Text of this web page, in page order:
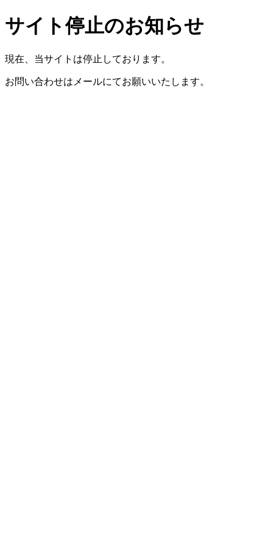
サイト停止のお知らせ
現在、当サイトは停止しております。
お問い合わせはメールにてお願いいたします。